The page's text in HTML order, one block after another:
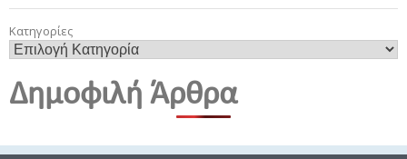
Κατηγορίες
Δημοφιλή Άρθρα